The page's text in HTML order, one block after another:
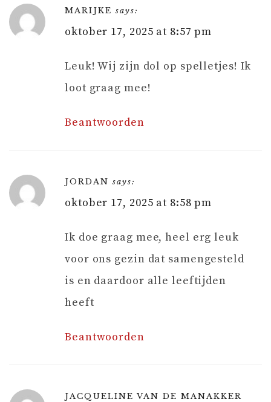
MARIJKE says:
oktober 17, 2025 at 8:57 pm
Leuk! Wij zijn dol op spelletjes! Ik
loot graag mee!
Beantwoorden
JORDAN says:
oktober 17, 2025 at 8:58 pm
Ik doe graag mee, heel erg leuk
voor ons gezin dat samengesteld
is en daardoor alle leeftijden
heeft
Beantwoorden
JACQUELINE VAN DE MANAKKER